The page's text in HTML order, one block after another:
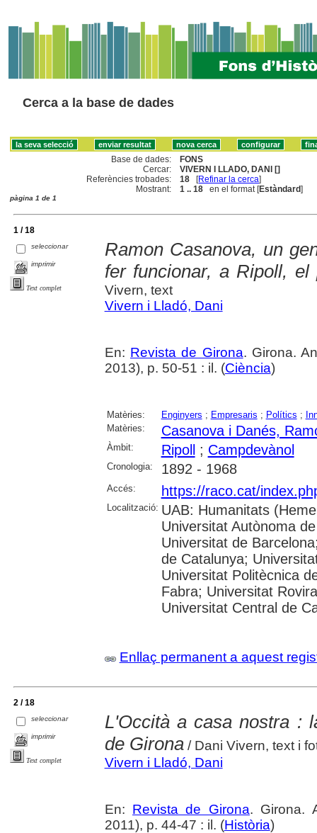
Cerca a la base de dades
Base de dades:
FONS
Cercar:
VIVERN I LLADO, DANI []
Referències trobades:
18 [Refinar la cerca]
Mostrant:
1 .. 18 en el format [Estàndard]
pàgina 1 de 1
1 / 18
seleccionar
imprimir
Text complet
Ramon Casanova, un
fer funcionar, a Ripoll,
Vivern, text
Vivern i Lladó, Dani
En: Revista de Girona. Girona.
2013), p. 50-51 : il. (Ciència)
Matèries: Enginyers ; Empresaris ; Polítics ;
Matèries:
Casanova i Danés,
Àmbit: Ripoll ; Campdevànol
Cronologia: 1892 - 1968
Accés: https://raco.cat/
Localització: UAB: Humanitats
Universitat Autònoma
Universitat de
de Catalunya;
Universitat Politècnica
Fabra; Universitat
Universitat Central de
Enllaç permanent a aquest
2 / 18
seleccionar
imprimir
Text complet
L'Occità a casa nostra :
de Girona/ Dani Vivern, text i
Vivern i Lladó, Dani
En: Revista de Girona. Girona.
2011), p. 44-47 : il. (Història)